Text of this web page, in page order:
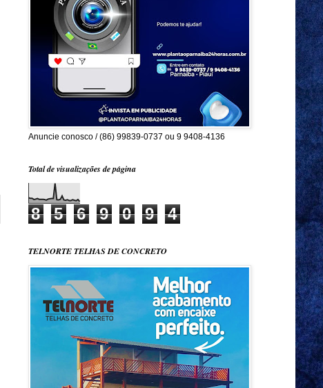
Anuncie conosco / (86) 99839-0737 ou 9 9408-4136
Total de visualizações de página
8 5 6 9 0 9 4
TELNORTE TELHAS DE CONCRETO